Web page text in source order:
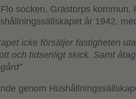
socken, Grästorps kommun.
år 1942,
icke försäljer fastigheten
och tidsenligt skick. Samt
genom